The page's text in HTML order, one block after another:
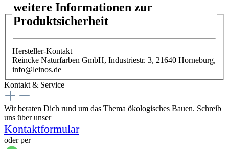
weitere Informationen zur
Produktsicherheit
Hersteller-Kontakt
Reincke Naturfarben GmbH, Industriestr. 3, 21640 Horneburg,
info@leinos.de
Kontakt & Service
Wir beraten Dich rund um das Thema ökologisches Bauen. Schreib
uns über unser
Kontaktformular
oder per